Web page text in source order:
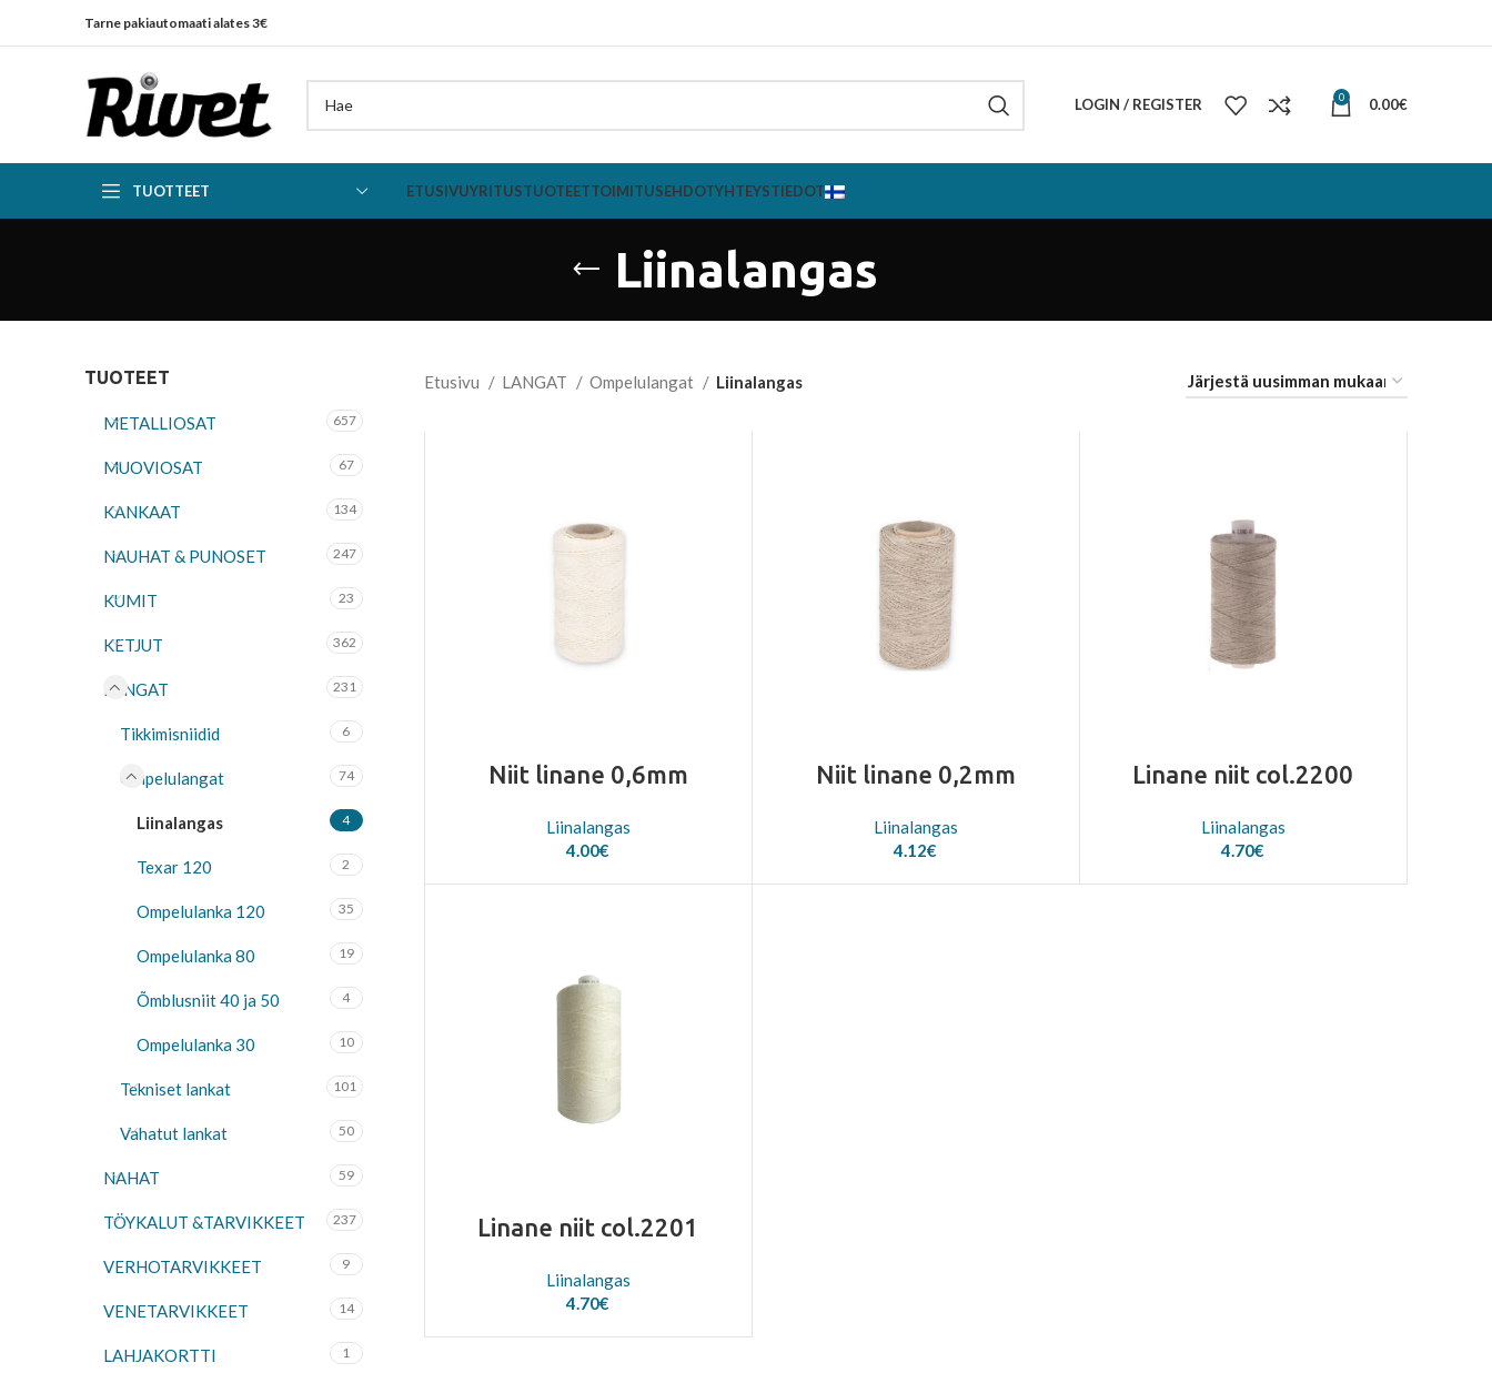
Tarne pakiautomaati alates 3€
LOGIN / REGISTER 0 0.00€
TUOTTEET ETUSIVUYRITUSTUOTEETTOIMITUSEHDOTYHTEYSTIEDOT
Liinalangas
TUOTEET
METALLIOSAT 657
MUOVIOSAT 67
KANKAAT 134
NAUHAT & PUNOSET 247
KUMIT 23
KETJUT 362
LANGAT 231
Tikkimisniidid 6
Ompelulangat 74
Liinalangas 4
Texar 120 2
Ompelulanka 120 35
Ompelulanka 80 19
Õmblusniit 40 ja 50 4
Ompelulanka 30 10
Tekniset lankat 101
Vahatut lankat 50
NAHAT 59
TÖYKALUT &TARVIKKEET 237
VERHOTARVIKKEET 9
VENETARVIKKEET 14
LAHJAKORTTI 1
Etusivu LANGAT Ompelulangat Liinalangas
Niit linane 0,6mm
Liinalangas
4.00€
Niit linane 0,2mm
Liinalangas
4.12€
Linane niit col.2200
Liinalangas
4.70€
Linane niit col.2201
Liinalangas
4.70€